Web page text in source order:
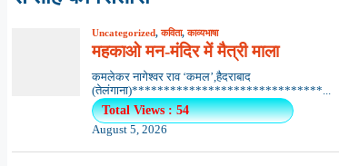
Uncategorized,कविता,काव्यभाषा
महकाओ मन-मंदिर में मैत्री माला
कमलेकर नागेश्वर राव ‘कमल’,हैदराबाद
(तेलंगाना)******************************...
Total Views : 54
August 5, 2026